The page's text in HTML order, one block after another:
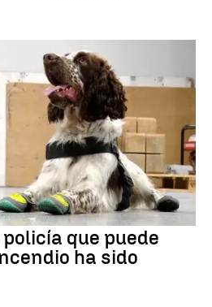
que puede
ha sido